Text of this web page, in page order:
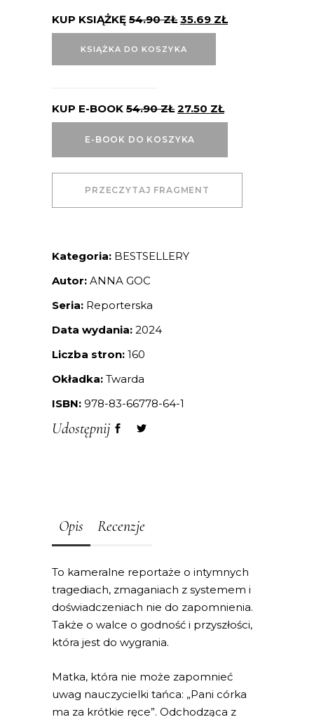
KUP KSIĄŻKĘ 54.90ZŁ 35.69 ZŁ
KSIĄŻKA DO KOSZYKA
KUP E-BOOK 54.90ZŁ 27.50 ZŁ
E-BOOK DO KOSZYKA
PRZECZYTAJ FRAGMENT
Kategoria: BESTSELLERY
Autor: ANNA GOC
Seria: Reporterska
Data wydania: 2024
Liczba stron: 160
Okładka: Twarda
ISBN: 978-83-66778-64-1
Udostępnij
Opis Recenzje
To kameralne reportaże o intymnych
tragediach, zmaganiach z systemem i
doświadczeniach nie do zapomnienia.
Także o walce o godność i przyszłości,
która jest do wygrania.
Matka, która nie może zapomnieć
uwag nauczycielki tańca: „Pani córka
ma za krótkie ręce”. Odchodząca z